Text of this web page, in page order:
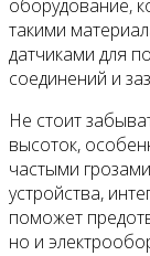
оборудование,
такими
датчиками для
соединений и
Не стоит
высоток,
частыми
устройства,
поможет
но и